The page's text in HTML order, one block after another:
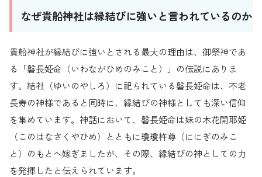
なぜ貴船神社は縁結びに強いと言われているのか
貴船神社が縁結びに強いとされる最大の理由は、御祭神であ
る「磐長姫命（いわながひめのみこと）」の伝説にありま
す。結社（ゆいのやしろ）に祀られている磐長姫命は、不老
長寿の神様であると同時に、縁結びの神様としても深い信仰
を集めています。神話において、磐長姫命は妹の木花開耶姫
（このはなさくやひめ）とともに瓊瓊杵尊（ににぎのみこ
と）のもとへ嫁ぎましたが、その際、縁結びの神としての力
を発揮したと伝えられています。